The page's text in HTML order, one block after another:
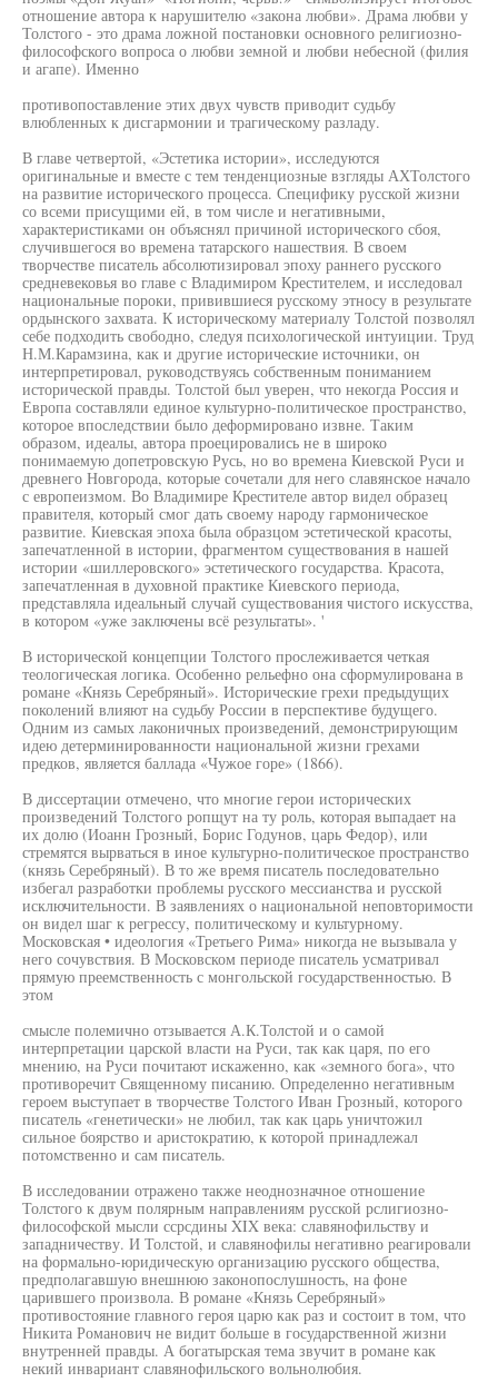
отношение автора к нарушителю «закона любви». Драма любви у
Толстого - это драма ложной постановки основного религиозно-
философского вопроса о любви земной и любви небесной (филия
и агапе). Именно
противопоставление этих двух чувств приводит судьбу
влюбленных к дисгармонии и трагическому разладу.
В главе четвертой, «Эстетика истории», исследуются
оригинальные и вместе с тем тенденциозные взгляды АХТолстого
на развитие исторического процесса. Специфику русской жизни
со всеми присущими ей, в том числе и негативными,
характеристиками он объяснял причиной исторического сбоя,
случившегося во времена татарского нашествия. В своем
творчестве писатель абсолютизировал эпоху раннего русского
средневековья во главе с Владимиром Крестителем, и исследовал
национальные пороки, привившиеся русскому этносу в результате
ордынского захвата. К историческому материалу Толстой позволял
себе подходить свободно, следуя психологической интуиции. Труд
Н.М.Карамзина, как и другие исторические источники, он
интерпретировал, руководствуясь собственным пониманием
исторической правды. Толстой был уверен, что некогда Россия и
Европа составляли единое культурно-политическое пространство,
которое впоследствии было деформировано извне. Таким
образом, идеалы, автора проецировались не в широко
понимаемую допетровскую Русь, но во времена Киевской Руси и
древнего Новгорода, которые сочетали для него славянское начало
с европеизмом. Во Владимире Крестителе автор видел образец
правителя, который смог дать своему народу гармоническое
развитие. Киевская эпоха была образцом эстетической красоты,
запечатленной в истории, фрагментом существования в нашей
истории «шиллеровского» эстетического государства. Красота,
запечатленная в духовной практике Киевского периода,
представляла идеальный случай существования чистого искусства,
в котором «уже заключены всё результаты». '
В исторической концепции Толстого прослеживается четкая
теологическая логика. Особенно рельефно она сформулирована в
романе «Князь Серебряный». Исторические грехи предыдущих
поколений влияют на судьбу России в перспективе будущего.
Одним из самых лаконичных произведений, демонстрирующим
идею детерминированности национальной жизни грехами
предков, является баллада «Чужое горе» (1866).
В диссертации отмечено, что многие герои исторических
произведений Толстого ропщут на ту роль, которая выпадает на
их долю (Иоанн Грозный, Борис Годунов, царь Федор), или
стремятся вырваться в иное культурно-политическое пространство
(князь Серебряный). В то же время писатель последовательно
избегал разработки проблемы русского мессианства и русской
исключительности. В заявлениях о национальной неповторимости
он видел шаг к регрессу, политическому и культурному.
Московская • идеология «Третьего Рима» никогда не вызывала у
него сочувствия. В Московском периоде писатель усматривал
прямую преемственность с монгольской государственностью. В
этом
смысле полемично отзывается А.К.Толстой и о самой
интерпретации царской власти на Руси, так как царя, по его
мнению, на Руси почитают искаженно, как «земного бога», что
противоречит Священному писанию. Определенно негативным
героем выступает в творчестве Толстого Иван Грозный, которого
писатель «генетически» не любил, так как царь уничтожил
сильное боярство и аристократию, к которой принадлежал
потомственно и сам писатель.
В исследовании отражено также неоднозначное отношение
Толстого к двум полярным направлениям русской рслигиозно-
философской мысли ссрсдины XIX века: славянофильству и
западничеству. И Толстой, и славянофилы негативно реагировали
на формально-юридическую организацию русского общества,
предполагавшую внешнюю законопослушность, на фоне
царившего произвола. В романе «Князь Серебряный»
противостояние главного героя царю как раз и состоит в том, что
Никита Романович не видит больше в государственной жизни
внутренней правды. А богатырская тема звучит в романе как
некий инвариант славянофильского вольнолюбия.